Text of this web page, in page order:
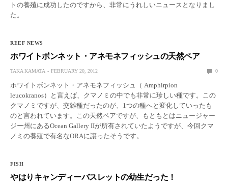
トの養殖に成功したのですから、非常にうれしいニュースとなりまし
た。
REEF NEWS
ホワイトボンネット・アネモネフィッシュの天然ペア
TAKA KAMATA FEBRUARY 20, 2012 0
ホワイトボンネット・アネモネフィッシュ（ Amphirpion
leucokranos）と言えば、クマノミの中でも非常に珍しい種です。この
クマノミですが、交雑種だったのが、1つの種へと変化していったも
のと言われています。この天然ペアですが、もともとはニュージャー
ジー州にあるOcean Gallery IIが所有されていたようですが、今回クマ
ノミの養殖で有名なORAに譲ったそうです。
FISH
やはりキャンディーバスレットの幼生だった！